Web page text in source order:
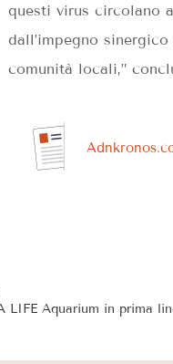
questi virus circolano
dall’impegno
comunità locali,”
LIFE Aquarium in prima